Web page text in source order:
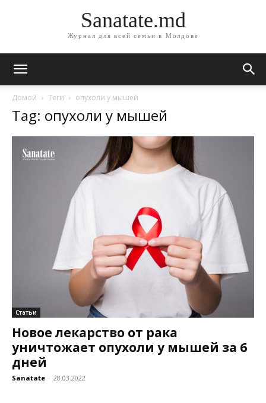
Sanatate.md
Журнал для всей семьи в Молдове
Домой Теги опухоли у мышей
Tag: опухоли у мышей
Статьи
Новое лекарство от рака
уничтожает опухоли у мышей за 6
дней
Sanatate - 28.03.2022